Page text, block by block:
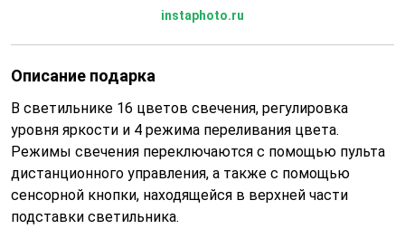
instaphoto.ru
Описание подарка
В светильнике 16 цветов свечения, регулировка
уровня яркости и 4 режима переливания цвета.
Режимы свечения переключаются с помощью пульта
дистанционного управления, а также с помощью
сенсорной кнопки, находящейся в верхней части
подставки светильника.